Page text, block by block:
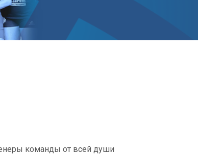
команды от всей души